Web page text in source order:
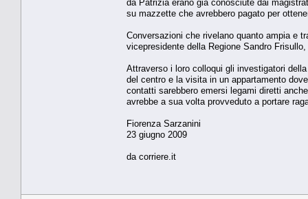
da Patrizia erano già conosciute dai
su mazzette che avrebbero pagato per
Conversazioni che rivelano quanto ampia e
vicepresidente della Regione Sandro
Attraverso i loro colloqui gli investigatori
del centro e la visita in un appartamento
contatti sarebbero emersi legami diretti
avrebbe a sua volta provveduto a portare
Fiorenza Sarzanini
23 giugno 2009
da corriere.it